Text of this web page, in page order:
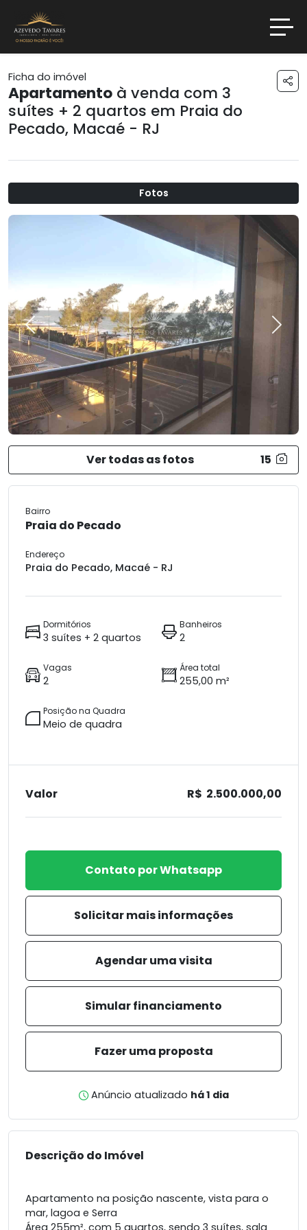
Ficha do imóvel
Apartamento à venda com 3
suítes + 2 quartos em Praia do
Pecado, Macaé - RJ
Fotos
Previous Next
Ver todas as fotos 15
Bairro
Praia do Pecado
Endereço
Praia do Pecado, Macaé - RJ
Dormitórios
3 suítes + 2 quartos
Banheiros
2
Vagas
2
Área total
255,00 m²
Posição na Quadra
Meio de quadra
Valor R$ 2.500.000,00
Contato por Whatsapp
Solicitar mais informações
Agendar uma visita
Simular financiamento
Fazer uma proposta
Anúncio atualizado há 1 dia
Descrição do Imóvel
Apartamento na posição nascente, vista para o
mar, lagoa e Serra